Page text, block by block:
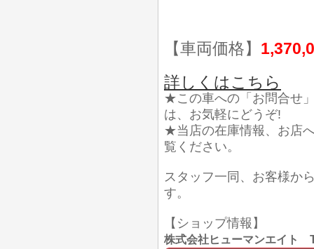
【車両価格】
詳しくはこちら
★この車への「お問合せ
は、お気軽にどうぞ!
★当店の在庫情報、お店
覧ください。
スタッフ一同、お客様か
す。
【ショップ情報】
株式会社ヒューマンエイト